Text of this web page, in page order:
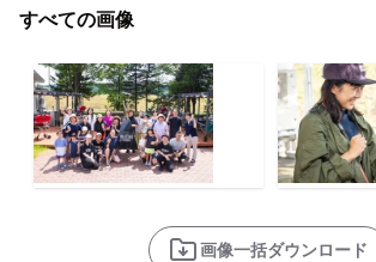
すべての画像
画像一括ダウンロード